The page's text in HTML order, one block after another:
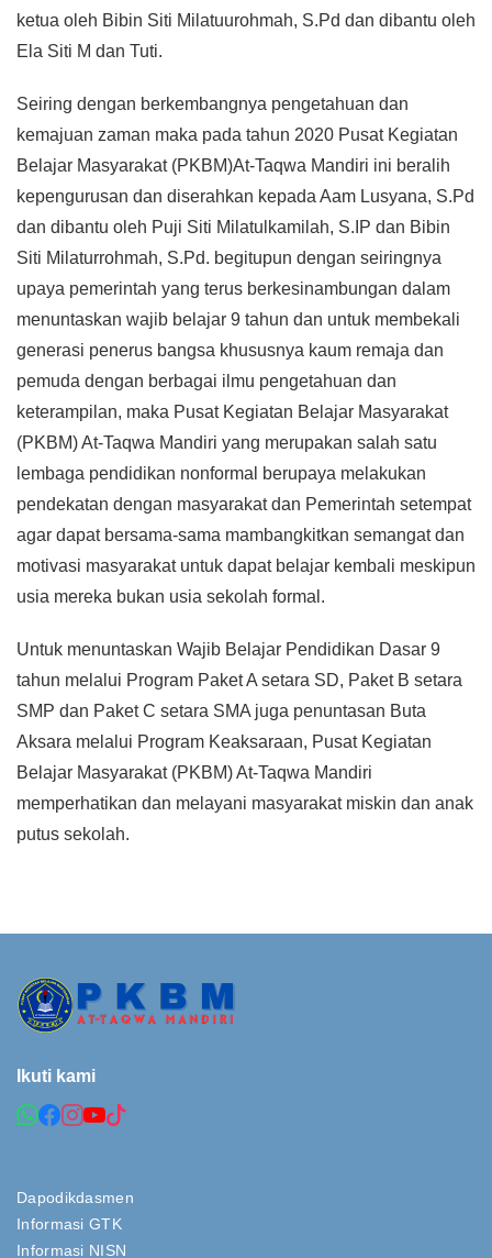
ketua oleh Bibin Siti Milatuurohmah, S.Pd dan dibantu oleh
Ela Siti M dan Tuti.
Seiring dengan berkembangnya pengetahuan dan
kemajuan zaman maka pada tahun 2020 Pusat Kegiatan
Belajar Masyarakat (PKBM)At-Taqwa Mandiri ini beralih
kepengurusan dan diserahkan kepada Aam Lusyana, S.Pd
dan dibantu oleh Puji Siti Milatulkamilah, S.IP dan Bibin
Siti Milaturrohmah, S.Pd. begitupun dengan seiringnya
upaya pemerintah yang terus berkesinambungan dalam
menuntaskan wajib belajar 9 tahun dan untuk membekali
generasi penerus bangsa khususnya kaum remaja dan
pemuda dengan berbagai ilmu pengetahuan dan
keterampilan, maka Pusat Kegiatan Belajar Masyarakat
(PKBM) At-Taqwa Mandiri yang merupakan salah satu
lembaga pendidikan nonformal berupaya melakukan
pendekatan dengan masyarakat dan Pemerintah setempat
agar dapat bersama-sama mambangkitkan semangat dan
motivasi masyarakat untuk dapat belajar kembali meskipun
usia mereka bukan usia sekolah formal.
Untuk menuntaskan Wajib Belajar Pendidikan Dasar 9
tahun melalui Program Paket A setara SD, Paket B setara
SMP dan Paket C setara SMA juga penuntasan Buta
Aksara melalui Program Keaksaraan, Pusat Kegiatan
Belajar Masyarakat (PKBM) At-Taqwa Mandiri
memperhatikan dan melayani masyarakat miskin dan anak
putus sekolah.
Ikuti kami
Dapodikdasmen
Informasi GTK
Informasi NISN